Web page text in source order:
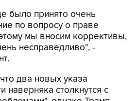
было принято очень
по вопросу о праве
мы вносим коррективы,
несправедливо", -
два новых указа
наверняка столкнутся с